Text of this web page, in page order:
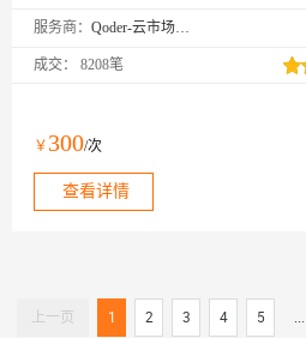
JetBrains 插件、CLI、Mobile 和 Cloud
QoderWake 是你的数字员工，各司其职、
服务商： Qoder-云市场精选店
成交： 8208笔
￥ 300/次
查看详情
上一页 1 2 3 4 5 ...